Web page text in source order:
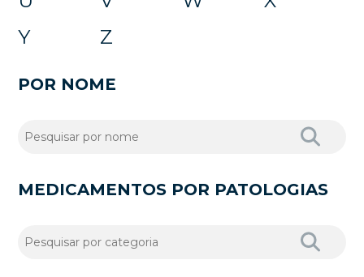
Y
Z
POR NOME
MEDICAMENTOS POR PATOLOGIAS